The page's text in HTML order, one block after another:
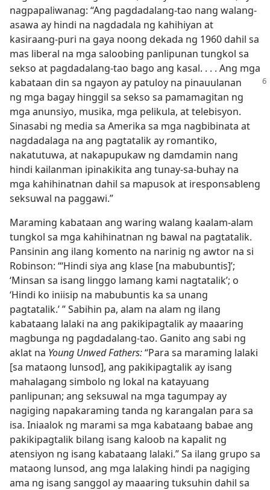
nagpapaliwanag: “Ang pagdadalang-tao nang walang-
asawa ay hindi na nagdadala ng kahihiyan at
kasiraang-puri na gaya noong dekada ng 1960 dahil sa
mas liberal na mga saloobing panlipunan tungkol sa
sekso at pagdadalang-tao bago ang kasal. . . . Ang mga
kabataan din sa ngayon ay patuloy na pinauulanan
ng mga bagay hinggil sa sekso sa pamamagitan ng
mga anunsiyo, musika, mga pelikula, at telebisyon.
Sinasabi ng media sa Amerika sa mga nagbibinata at
nagdadalaga na ang pagtatalik ay romantiko,
nakatutuwa, at nakapupukaw ng damdamin nang
hindi kailanman ipinakikita ang tunay-sa-buhay na
mga kahihinatnan dahil sa mapusok at iresponsableng
seksuwal na paggawi.”
Maraming kabataan ang waring walang kaalam-alam
tungkol sa mga kahihinatnan ng bawal na pagtatalik.
Pansinin ang ilang komento na narinig ng awtor na si
Robinson: “‘Hindi siya ang klase [na mabubuntis]’;
‘Minsan sa isang linggo lamang kami nagtatalik’; o
‘Hindi ko iniisip na mabubuntis ka sa unang
pagtatalik.’ ” Sabihin pa, alam na alam ng ilang
kabataang lalaki na ang pakikipagtalik ay maaaring
magbunga ng pagdadalang-tao. Ganito ang sabi ng
aklat na Young Unwed Fathers:“Para sa maraming lalaki
[sa mataong lunsod], ang pakikipagtalik ay isang
mahalagang simbolo ng lokal na katayuang
panlipunan; ang seksuwal na mga tagumpay ay
nagiging napakaraming tanda ng karangalan para sa
isa. Iniaalok ng marami sa mga kabataang babae ang
pakikipagtalik bilang isang kaloob na kapalit ng
atensiyon ng isang kabataang lalaki.” Sa ilang grupo sa
mataong lunsod, ang mga lalaking hindi pa nagiging
ama ng isang sanggol ay maaaring tuksuhin dahil sa